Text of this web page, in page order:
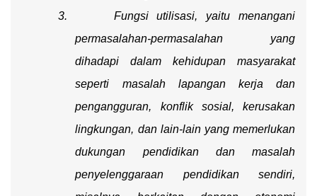
3.
Fungsi utilisasi, yaitu menangani
permasalahan-permasalahan yang
dihadapi dalam kehidupan masyarakat
seperti masalah lapangan kerja dan
pengangguran, konflik sosial, kerusakan
lingkungan, dan lain-lain yang memerlukan
dukungan pendidikan dan masalah
penyelenggaraan pendidikan sendiri,